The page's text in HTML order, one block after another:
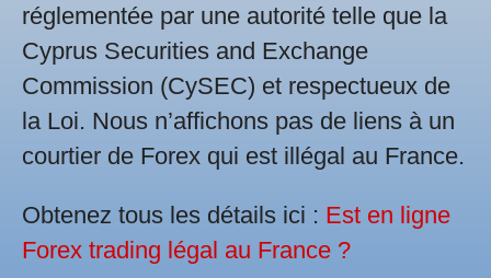
réglementée par une autorité telle que la
Cyprus Securities and Exchange
Commission (CySEC) et respectueux de
la Loi. Nous n’affichons pas de liens à un
courtier de Forex qui est illégal au France.
Obtenez tous les détails ici : Est en ligne
Forex trading légal au France ?